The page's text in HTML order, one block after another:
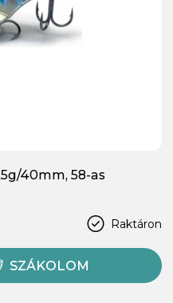
40mm, 58-as
Raktáron
SZÁKOLOM